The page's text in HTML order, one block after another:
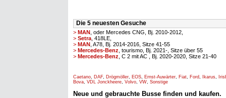
Die 5 neuesten Gesuche
> MAN , oder Mercedes CNG, Bj. 2010-2012,
> Setra , 418LE,
> MAN , A78, Bj. 2014-2016, Sitze 41-55
> Mercedes-Benz , tourismo, Bj. 2021-, Sitze über 55
> Mercedes-Benz , C 2 mit AC , Bj. 2020-2020, Sitze 21-40
Caetano, DAF, Drögmöller, EOS, Ernst-Auwärter, Fiat, Ford, Ikarus,
Bova, VDL Jonckheere, Volvo, VW, Sonstige
Neue und gebrauchte Busse finden und kaufen.